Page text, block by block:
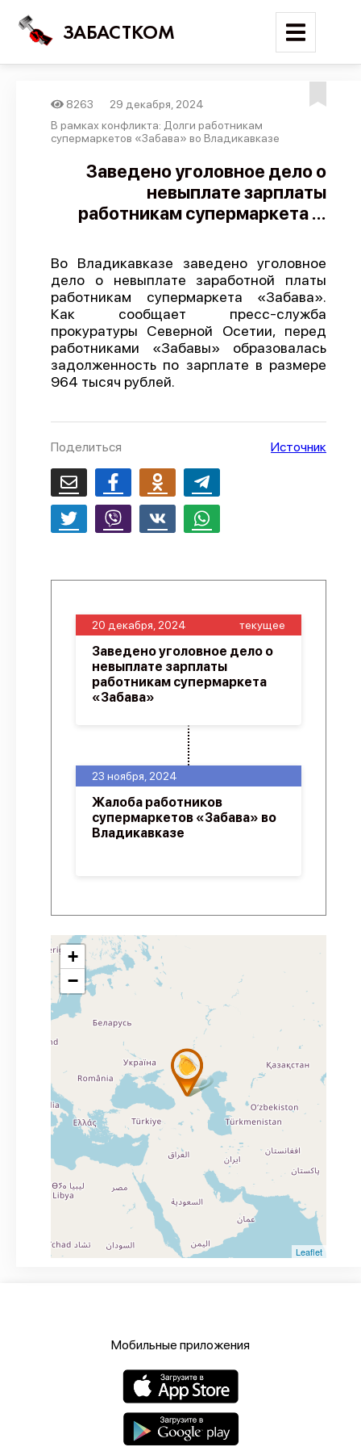
ЗАБАСТКОМ
Войти
Поиск
Новости
Карта событий
Отчеты
Предложить публикацию
Справочник
API
О проекте
8263
29 декабря, 2024
В рамках конфликта: Долги работникам
супермаркетов «Забава» во Владикавказе
Заведено уголовное дело о
невыплате зарплаты
работникам супермаркета ...
Во Владикавказе заведено уголовное
дело о невыплате заработной платы
работникам супермаркета «Забава».
Как сообщает пресс-служба
прокуратуры Северной Осетии, перед
работниками «Забавы» образовалась
задолженность по зарплате в размере
964 тысяч рублей.
Поделиться Источник
23 ноября, 2024
Жалоба работников
супермаркетов «Забава» во
Владикавказе
20 декабря, 2024 текущее
Заведено уголовное дело о
невыплате зарплаты
работникам супермаркета
«Забава»
+
−
Leaflet
Мобильные приложения